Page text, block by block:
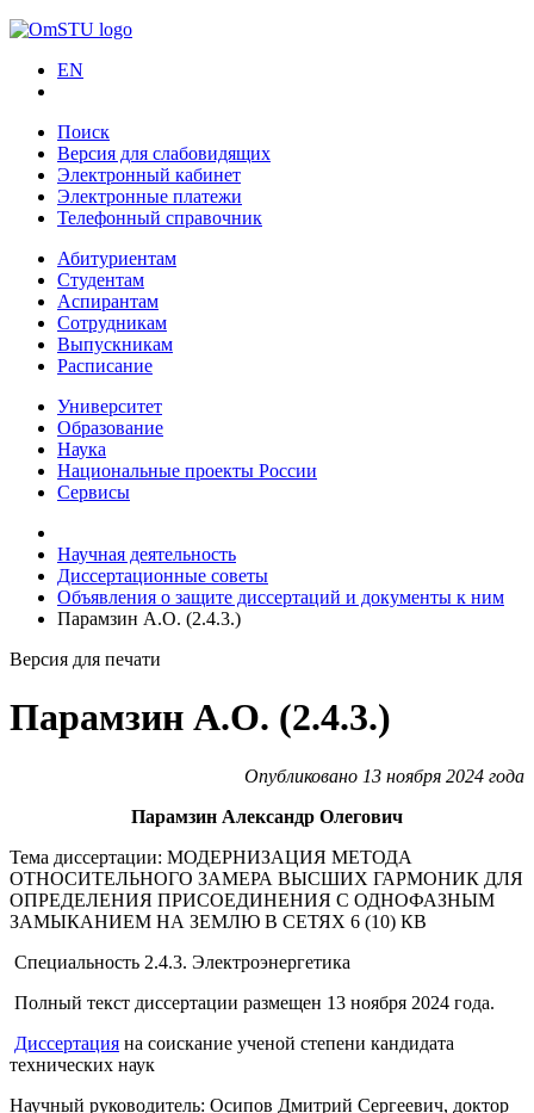
EN
Поиск
Версия для слабовидящих
Электронный кабинет
Электронные платежи
Телефонный справочник
Абитуриентам
Студентам
Аспирантам
Сотрудникам
Выпускникам
Расписание
Университет
Образование
Наука
Национальные проекты России
Сервисы
Научная деятельность
Диссертационные советы
Объявления о защите диссертаций и документы к ним
Парамзин А.О. (2.4.3.)
Версия для печати
Парамзин А.О. (2.4.3.)
Опубликовано 13 ноября 2024 года
Парамзин Александр Олегович
Тема диссертации: МОДЕРНИЗАЦИЯ МЕТОДА
ОТНОСИТЕЛЬНОГО ЗАМЕРА ВЫСШИХ ГАРМОНИК ДЛЯ
ОПРЕДЕЛЕНИЯ ПРИСОЕДИНЕНИЯ С ОДНОФАЗНЫМ
ЗАМЫКАНИЕМ НА ЗЕМЛЮ В СЕТЯХ 6 (10) КВ
Специальность 2.4.3. Электроэнергетика
Полный текст диссертации размещен 13 ноября 2024 года.
Диссертация на соискание ученой степени кандидата
технических наук
Научный руководитель: Осипов Дмитрий Сергеевич, доктор